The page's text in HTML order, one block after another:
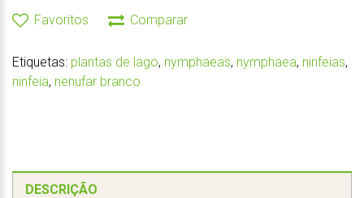
Favoritos Comparar
Etiquetas: plantas de lago, nymphaeas, nymphaea, ninfeias,
ninfeia, nenufar branco
DESCRIÇÃO